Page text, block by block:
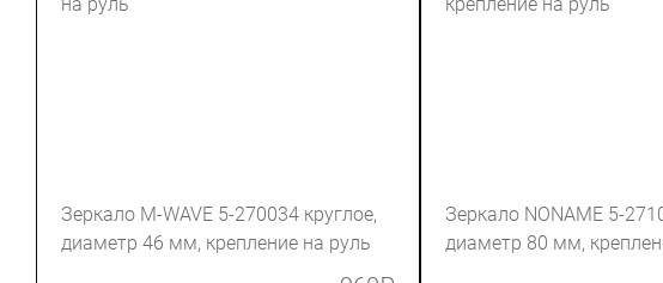
Зеркало M-WAVE 5-270034 круглое,
диаметр 46 мм, крепление на руль
Зеркало NONAME 5-
диаметр 80 мм,